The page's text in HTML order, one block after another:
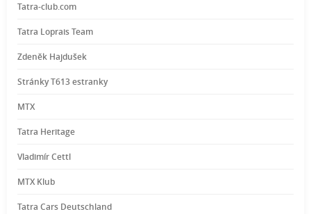
Tatra-club.com
Tatra Loprais Team
Zdeněk Hajdušek
Stránky T613 estranky
MTX
Tatra Heritage
Vladimír Cettl
MTX Klub
Tatra Cars Deutschland